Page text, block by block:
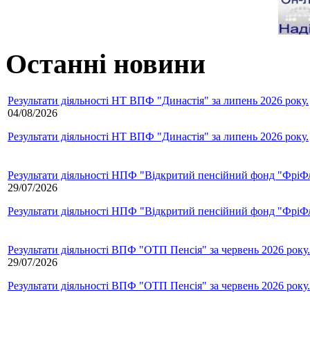
Останні новини
Результати діяльності НТ ВПФ "Династія" за липень 2026 року.
04/08/2026
Результати діяльності НТ ВПФ "Династія" за липень 2026 року.
Результати діяльності НПФ "Відкритий пенсійний фонд
29/07/2026
Результати діяльності НПФ "Відкритий пенсійний фонд
Результати діяльності ВПФ "ОТП Пенсія" за червень 2026 року.
29/07/2026
Результати діяльності ВПФ "ОТП Пенсія" за червень 2026 року.